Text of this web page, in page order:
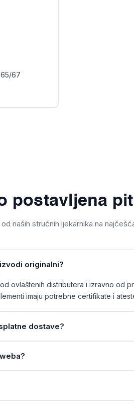
65/67
postavljena
naših stručnih ljekarnika na
originalni?
ovlaštenih distributera i izravno od
imaju potrebne certifikate i
dostave?